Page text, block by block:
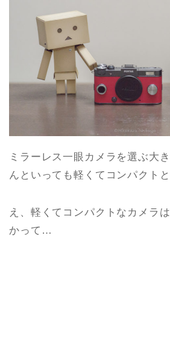
ミラーレス一眼カメラを選ぶ大
んといっても軽くてコンパクトと
え、軽くてコンパクトなカメラ
かって…